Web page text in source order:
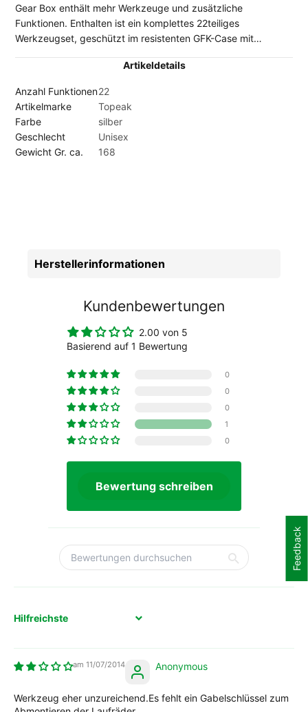
Gear Box enthält mehr Werkzeuge und zusätzliche
Funktionen. Enthalten ist ein komplettes 22teiliges
Werkzeugset, geschützt im resistenten GFK-Case mit
oder Rennrad zu reparieren, ist enthalten. Außerdem ist ein
flache Kettennieter ist für alle Einfach- oder Mehrfach-Ketten
geeignet, sogar für Hollow Pin Ketten (Campagnolo, Shimano,
Sram). Reifenheber und selbstklebende Flicken komplettieren
die neue Survival Gear Box. Innensechskant:
1,5/2/2,5/3/4/5/6/8 mm - Vielzahnschlüssel: T15/T25 -
Scheibenbremsen Fiberglas-Composite - Staufach: für 2
Artikeldetails
Anzahl Funktionen22
Artikelmarke
Topeak
Farbe
silber
Geschlecht
Unisex
Gewicht Gr. ca.
168
Herstellerinformationen
Kundenbewertungen
2.00 von 5
Basierend auf 1 Bewertung
0
0
0
1
0
Bewertung schreiben
Sort by
11/07/2014 Anonymous
Werkzeug eher unzureichend.Es fehlt ein Gabelschlüssel zum
Feedback